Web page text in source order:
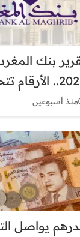
بنك
2025.. الأرقام
من يقرأها
منذ أسبوعين
يواصل